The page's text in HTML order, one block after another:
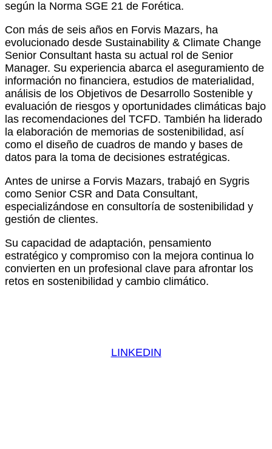
según la Norma SGE 21 de Forética.
Con más de seis años en Forvis Mazars, ha
evolucionado desde Sustainability & Climate Change
Senior Consultant hasta su actual rol de Senior
Manager. Su experiencia abarca el aseguramiento de
información no financiera, estudios de materialidad,
análisis de los Objetivos de Desarrollo Sostenible y
evaluación de riesgos y oportunidades climáticas bajo
las recomendaciones del TCFD. También ha liderado
la elaboración de memorias de sostenibilidad, así
como el diseño de cuadros de mando y bases de
datos para la toma de decisiones estratégicas.
Antes de unirse a Forvis Mazars, trabajó en Sygris
como Senior CSR and Data Consultant,
especializándose en consultoría de sostenibilidad y
gestión de clientes.
Su capacidad de adaptación, pensamiento
estratégico y compromiso con la mejora continua lo
convierten en un profesional clave para afrontar los
retos en sostenibilidad y cambio climático.
LINKEDIN